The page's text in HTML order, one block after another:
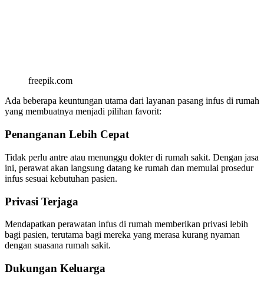
freepik.com
Ada beberapa keuntungan utama dari layanan pasang infus di rumah
yang membuatnya menjadi pilihan favorit:
Penanganan Lebih Cepat
Tidak perlu antre atau menunggu dokter di rumah sakit. Dengan jasa
ini, perawat akan langsung datang ke rumah dan memulai prosedur
infus sesuai kebutuhan pasien.
Privasi Terjaga
Mendapatkan perawatan infus di rumah memberikan privasi lebih
bagi pasien, terutama bagi mereka yang merasa kurang nyaman
dengan suasana rumah sakit.
Dukungan Keluarga